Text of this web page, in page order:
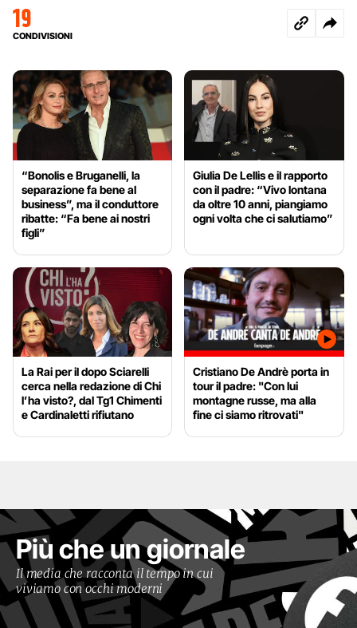
19
CONDIVISIONI
“Bonolis e Bruganelli, la
separazione fa bene al
business”, ma il conduttore
ribatte: “Fa bene ai nostri
figli”
Giulia De Lellis e il rapporto
con il padre: “Vivo lontana
da oltre 10 anni, piangiamo
ogni volta che ci salutiamo”
La Rai per il dopo Sciarelli
cerca nella redazione di Chi
l’ha visto?, dal Tg1 Chimenti
e Cardinaletti rifiutano
Cristiano De Andrè porta in
tour il padre: "Con lui
montagne russe, ma alla
fine ci siamo ritrovati"
Più che un giornale
Il media che racconta il tempo in cui
viviamo con occhi moderni